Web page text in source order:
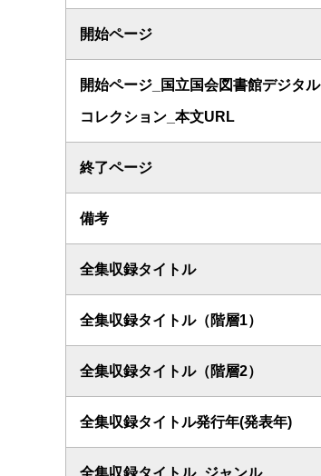
開始ページ
開始ページ_国立国会図書館デジタル
コレクション_本文URL
終了ページ
備考
全集収録タイトル
全集収録タイトル（階層1）
全集収録タイトル（階層2）
全集収録タイトル発行年(発表年)
全集収録タイトル_ジャンル